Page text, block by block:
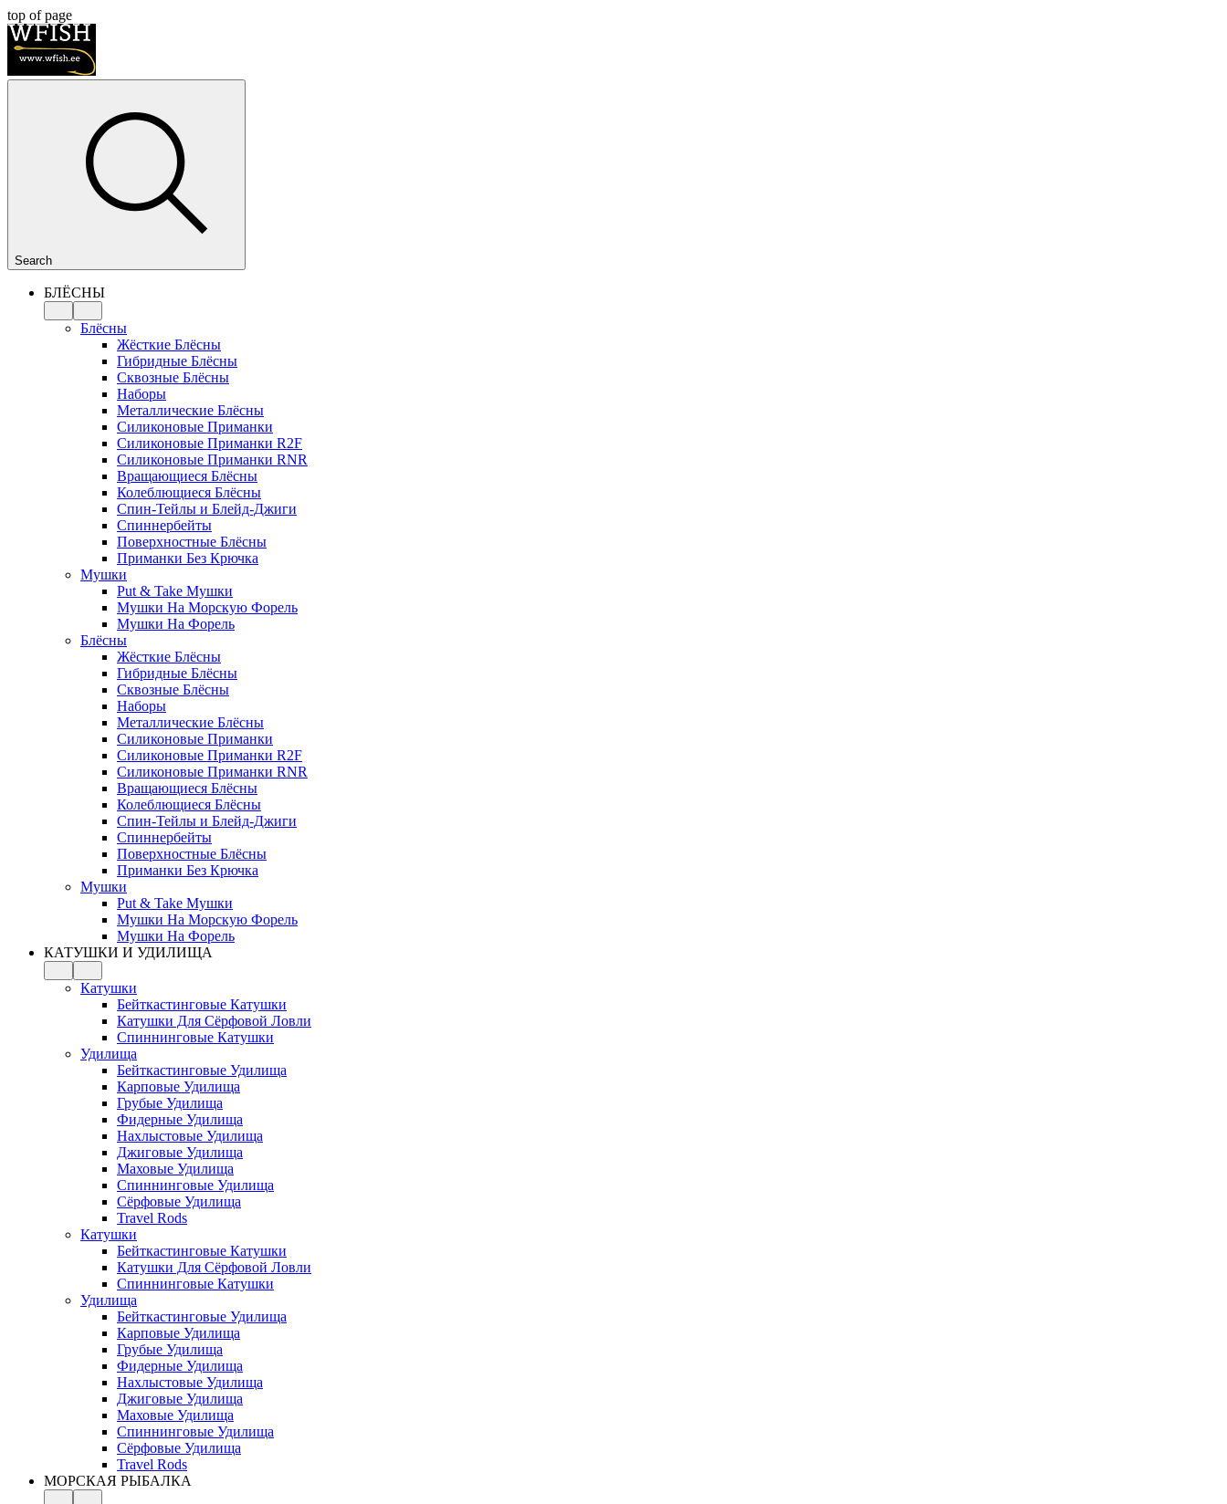
top of page
Search
БЛЁСНЫ
Блёсны
Жёсткие Блёсны
Гибридные Блёсны
Сквозные Блёсны
Наборы
Металлические Блёсны
Силиконовые Приманки
Силиконовые Приманки R2F
Силиконовые Приманки RNR
Вращающиеся Блёсны
Колеблющиеся Блёсны
Спин-Тейлы и Блейд-Джиги
Спиннербейты
Поверхностные Блёсны
Приманки Без Крючка
Мушки
Put & Take Мушки
Мушки На Морскую Форель
Мушки На Форель
Блёсны
Жёсткие Блёсны
Гибридные Блёсны
Сквозные Блёсны
Наборы
Металлические Блёсны
Силиконовые Приманки
Силиконовые Приманки R2F
Силиконовые Приманки RNR
Вращающиеся Блёсны
Колеблющиеся Блёсны
Спин-Тейлы и Блейд-Джиги
Спиннербейты
Поверхностные Блёсны
Приманки Без Крючка
Мушки
Put & Take Мушки
Мушки На Морскую Форель
Мушки На Форель
КАТУШКИ И УДИЛИЩА
Катушки
Бейткастинговые Катушки
Катушки Для Сёрфовой Ловли
Спиннинговые Катушки
Удилища
Бейткастинговые Удилища
Карповые Удилища
Грубые Удилища
Фидерные Удилища
Нахлыстовые Удилища
Джиговые Удилища
Маховые Удилища
Спиннинговые Удилища
Сёрфовые Удилища
Travel Rods
Катушки
Бейткастинговые Катушки
Катушки Для Сёрфовой Ловли
Спиннинговые Катушки
Удилища
Бейткастинговые Удилища
Карповые Удилища
Грубые Удилища
Фидерные Удилища
Нахлыстовые Удилища
Джиговые Удилища
Маховые Удилища
Спиннинговые Удилища
Сёрфовые Удилища
Travel Rods
МОРСКАЯ РЫБАЛКА